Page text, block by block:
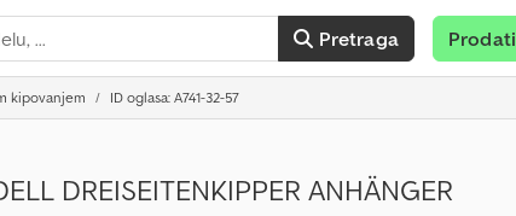
Pretraga Prodati
kipovanjem ID oglasa: A741-32-57
DREISEITENKIPPER ANHÄNGER